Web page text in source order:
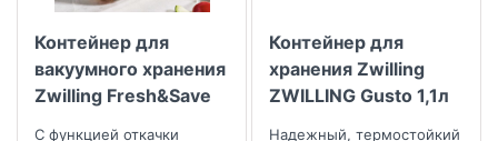
Контейнер для
вакуумного хранения
Zwilling Fresh&Save
С функцией откачки
Контейнер для
хранения Zwilling
ZWILLING Gusto 1,1л
Надежный, термостойкий